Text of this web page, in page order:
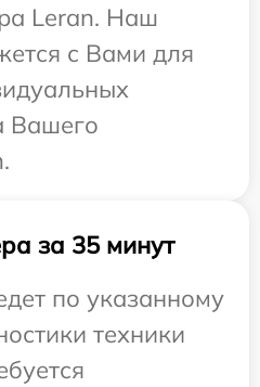
Leran. Наш
с Вами для
Вашего
за 35 минут
по указанному
техники